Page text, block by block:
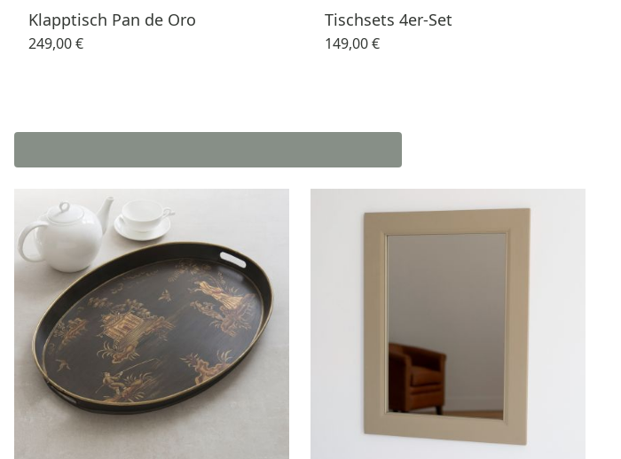
Klapptisch Pan de Oro
249,00 €
Tischsets 4er-Set
149,00 €